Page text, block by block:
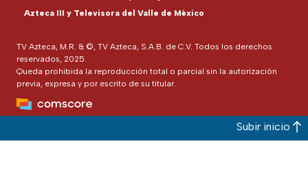
TV Azteca, M.R. & ©, TV Azteca, S.A.B. de C.V. Todos los derechos
reservados, 2025.
Queda prohibida la reproducción total o parcial sin la autorización
previa, expresa y por escrito de su titular.
Azteca III y Televisora del Valle de México
Subir inicio